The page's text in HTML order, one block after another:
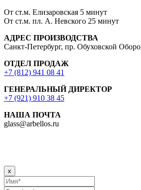
От ст.м. Елизаровская 5 минут
От ст.м. пл. А. Невского 25 минут
АДРЕС ПРОИЗВОДСТВА
Санкт-Петербург, пр. Обуховской
ОТДЕЛ ПРОДАЖ
+7 (812) 941 08 41
ГЕНЕРАЛЬНЫЙ ДИРЕКТОР
+7 (921) 910 38 45
НАША ПОЧТА
glass@arbellos.ru
x